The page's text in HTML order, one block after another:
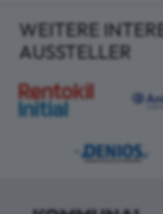
WEITERE
AUSSTELLER